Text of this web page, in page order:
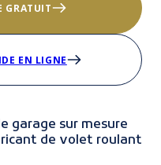
GRATUIT
EN LIGNE
garage sur mesure
de volet roulant